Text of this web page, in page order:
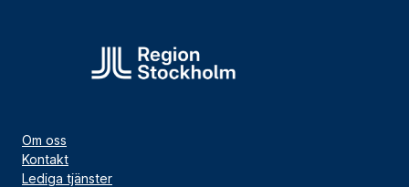
Om oss
Kontakt
Lediga tjänster